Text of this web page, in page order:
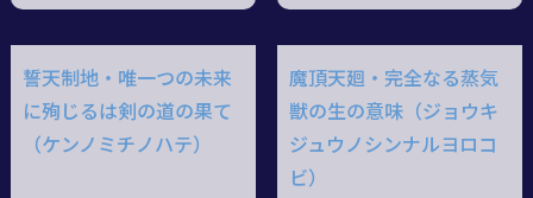
誓天制地・唯一つの未来
に殉じるは剣の道の果て
（ケンノミチノハテ）
魔頂天廻・完全なる蒸気
獣の生の意味（ジョウキ
ジュウノシンナルヨロコ
ビ）